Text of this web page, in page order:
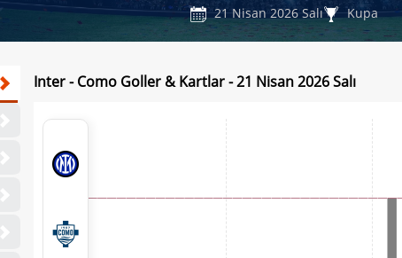
21 Nisan 2026 Salı Kupa
Inter - Como Goller & Kartlar - 21 Nisan 2026 Salı